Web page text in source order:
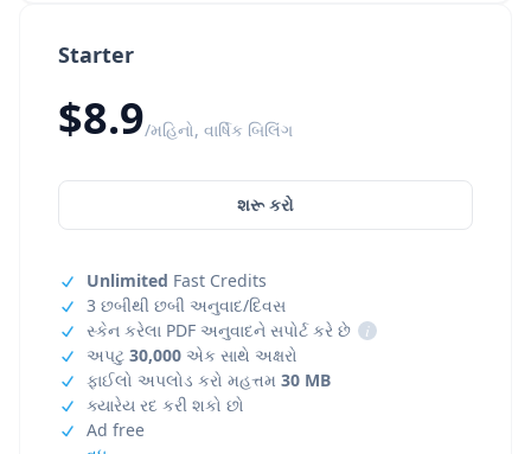
Starter
$8.9/મહિનો, વાર્ષિક બિલિંગ
શરૂ કરો
Unlimited Fast Credits
3 છબીથી છબી અનુવાદ/દિવસ
સ્કેન કરેલા PDF અનુવાદને સપોર્ટ કરે છે
i
અપટુ 30,000 એક સાથે અક્ષરો
ફાઈલો અપલોડ કરો મહત્તમ 30 MB
ક્યારેય રદ કરી શકો છો
Ad free